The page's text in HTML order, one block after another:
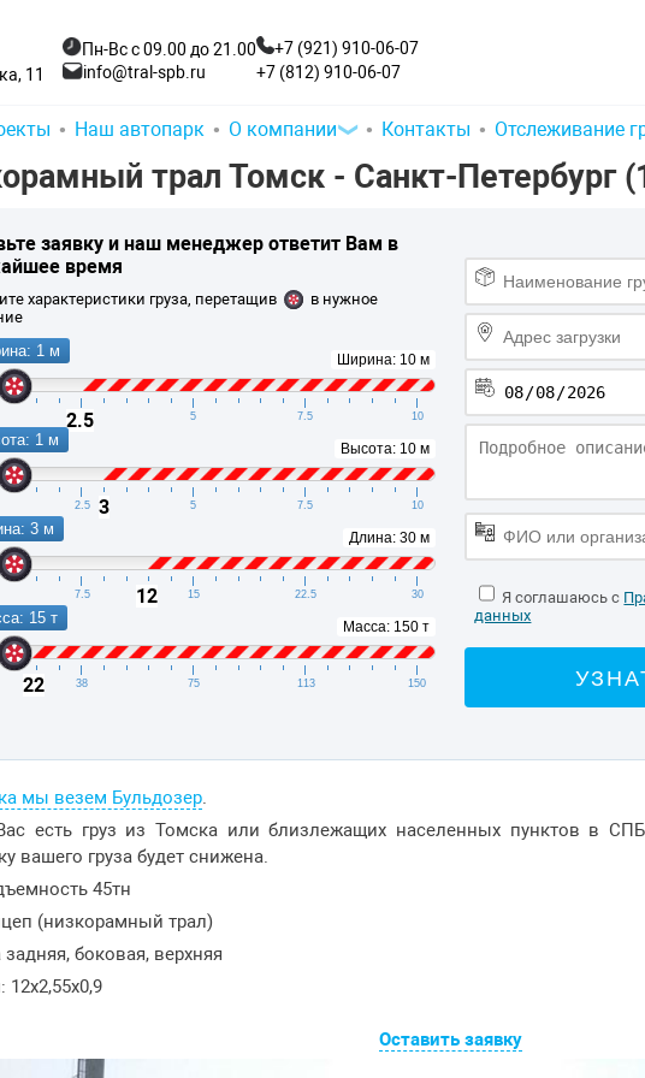
11
Пн-Вс с 09.00 до 21.00
info@tral-spb.ru
+7 (921) 910-06-07
+7 (812) 910-06-07
Наш автопарк О компании Контакты Отслеживание
трал Томск - Санкт-Петербург
заявку и наш менеджер ответит Вам в
время
характеристики груза, перетащив
в нужное
Ширина: 10 м
1 м
2.5 5 7.5 10
2.5
Высота: 10 м
1 м
2.5 5 7.5 10
3
Длина: 30 м
3 м
7.5 15 22.5 30
12
Масса: 150 т
15 т
38 75 113 150
22
Я соглашаюсь с
данных
мы везем Бульдозер.
есть груз из Томска или близлежащих населенных пунктов в
вашего груза будет снижена.
45тн
(низкорамный трал)
задняя, боковая, верхняя
Оставить заявку